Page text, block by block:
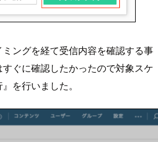
ングを経て受信内容を確認する事
ぐに確認したかったので対象スケ
を行いました。